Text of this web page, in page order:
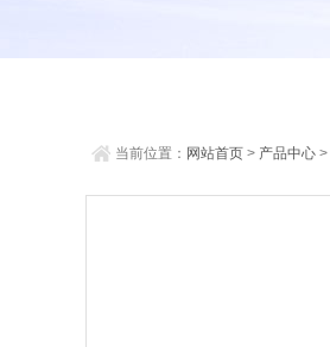
当前位置： 网站首页 > 产品中心 >